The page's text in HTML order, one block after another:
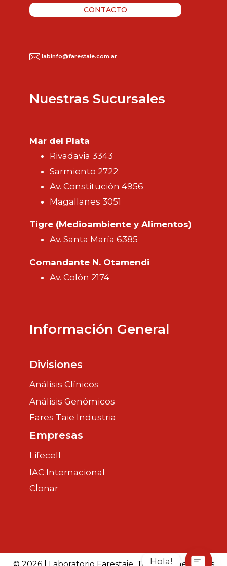
CONTACTO
labinfo@farestaie.com.ar
Nuestras Sucursales
Mar del Plata
Rivadavia 3343
Sarmiento 2722
Av. Constitución 4956
Magallanes 3051
Tigre (Medioambiente y Alimentos)
Av. Santa María 6385
Comandante N. Otamendi
Av. Colón 2174
Información General
Divisiones
Análisis Clínicos
Análisis Genómicos
Fares Taie Industria
Empresas
Lifecell
IAC Internacional
Clonar
Hola!